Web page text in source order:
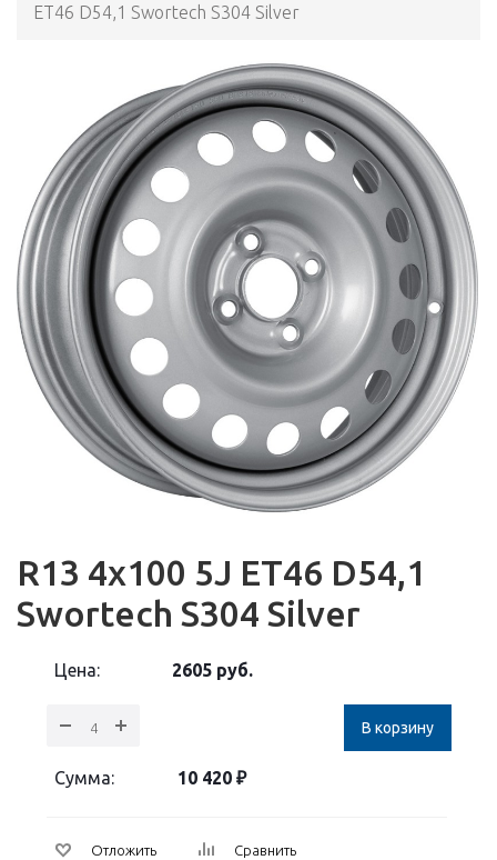
ET46 D54,1 Swortech S304 Silver
R13 4x100 5J ET46 D54,1
Swortech S304 Silver
Цена: 2605 руб.
В корзину
Сумма: 10 420 ₽
Отложить Сравнить